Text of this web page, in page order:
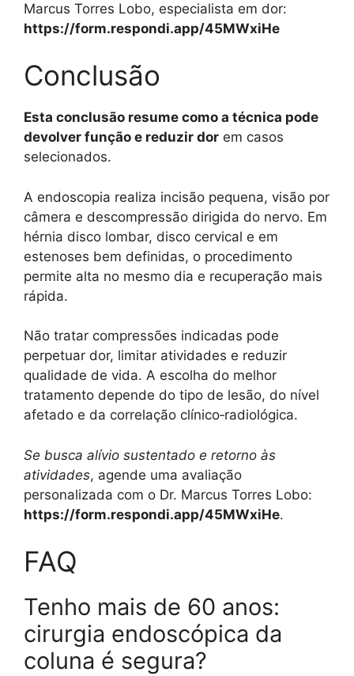
Marcus Torres Lobo, especialista em dor:
https://form.respondi.app/45MWxiHe
Conclusão
Esta conclusão resume como a técnica pode
devolver função e reduzir dor em casos
selecionados.
A endoscopia realiza incisão pequena, visão por
câmera e descompressão dirigida do nervo. Em
hérnia disco lombar, disco cervical e em
estenoses bem definidas, o procedimento
permite alta no mesmo dia e recuperação mais
rápida.
Não tratar compressões indicadas pode
perpetuar dor, limitar atividades e reduzir
qualidade de vida. A escolha do melhor
tratamento depende do tipo de lesão, do nível
afetado e da correlação clínico‑radiológica.
Se busca alívio sustentado e retorno às
atividades, agende uma avaliação
personalizada com o Dr. Marcus Torres Lobo:
https://form.respondi.app/45MWxiHe.
FAQ
Tenho mais de 60 anos:
cirurgia endoscópica da
coluna é segura?